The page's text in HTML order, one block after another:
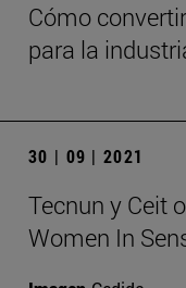
Cómo
para la
30 | 09 | 2021
Tecnun y Ceit
Women In